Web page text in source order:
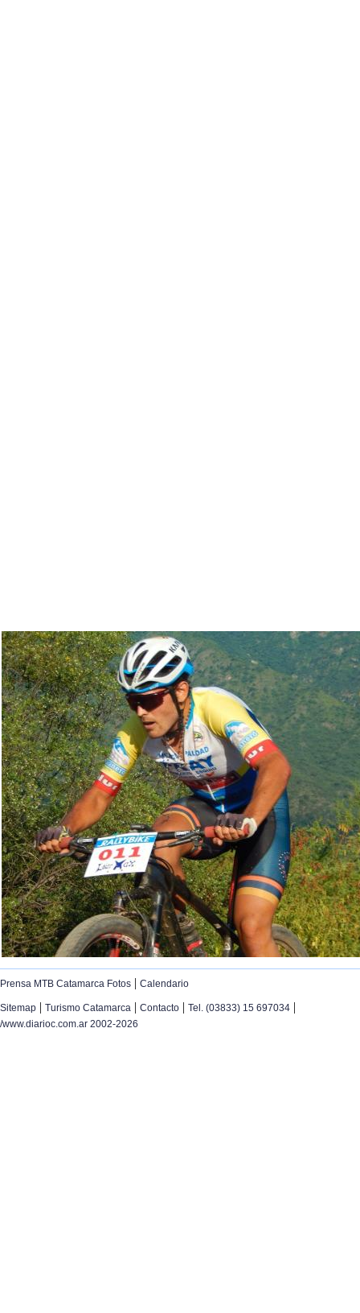
Prensa MTB Catamarca Fotos | Calendario
Sitemap | Turismo Catamarca | Contacto | Tel. (03833) 15 697034 |
/www.diarioc.com.ar 2002-2026